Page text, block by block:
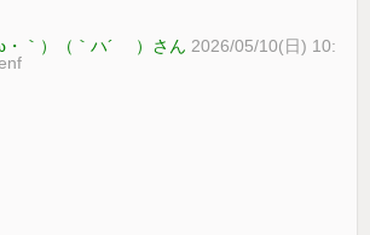
・｀）（｀ハ´ ）さん 2026/05/10(日) 10: